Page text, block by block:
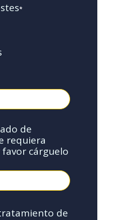
*
de
requiera
cárguelo
de